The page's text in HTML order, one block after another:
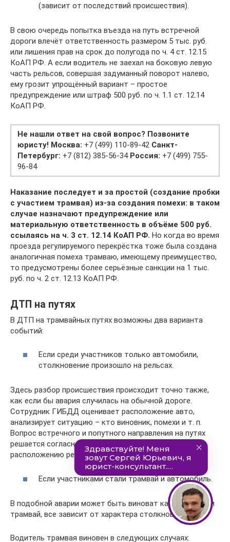
(зависит от последствий происшествия).
В свою очередь попытка въезда на путь встречной
дороги влечёт ответственность размером 5 тыс. руб.
или лишения прав на срок до полугода по ч. 4 ст. 12.15
КоАП РФ. А если водитель не заехал на боковую левую
часть рельсов, совершая задуманный поворот налево,
ему грозит упрощённый вариант – простое
предупреждение или штраф 500 руб. по ч. 1.1 ст. 12.14
КоАП РФ.
Не нашли ответ на свой вопрос? Позвоните
юристу! Москва: +7 (499) 110-89-42 Санкт-
Петербург: +7 (812) 385-56-34 Россия: +7 (499) 755-
96-84
Наказание последует и за простой (создание пробки
с участием трамвая) из-за создания помехи: в таком
случае назначают предупреждение или
материальную ответственность в объёме 500 руб.
ссылаясь на ч. 3 ст. 12.14 КоАП РФ. Но когда во время
проезда регулируемого перекрёстка тоже была создана
аналогичная помеха трамваю, имеющему преимущество,
то предусмотрены более серьёзные санкции на 1 тыс.
руб. по ч. 2 ст. 12.13 КоАП РФ.
ДТП на путях
В ДТП на трамвайных путях возможны два варианта
событий:
Если среди участников только автомобили,
столкновение произошло на рельсах.
Здесь разбор происшествия происходит точно также,
как если бы авария случилась на обычной дороге.
Сотрудник ГИБДД оценивает расположение авто,
анализирует ситуацию – кто виновник, помехи и т. п.
Вопрос встречного и попутного направления на путях
решается согласно ПДД (по знакам, разметке,
расположению рельсов).
Если участниками стали трамвай и автомобиль.
В подобной аварии может быть виноват как авто, так и
трамвай, все зависит от характера столкновения.
Водитель трамвая виновен в следующих случаях: